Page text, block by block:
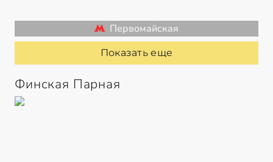
Первомайская
Показать еще
Финская Парная